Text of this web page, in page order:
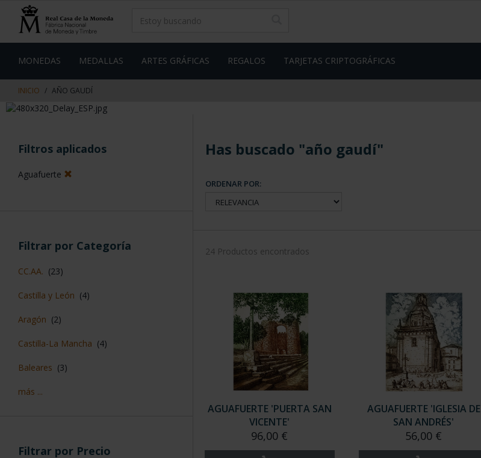
contenido
de
MONEDAS MEDALLAS ARTES GRÁFICAS REGALOS TARJETAS CRIPTOGRÁFICAS
INICIO AÑO GAUDÍ
Filtros aplicados
Aguafuerte
Filtrar por Categoría
CC.AA. (23)
Castilla y León (4)
Aragón (2)
Castilla-La Mancha (4)
Baleares (3)
más ...
Filtrar por Precio
Has buscado "año gaudí"
ORDENAR POR:
24 Productos encontrados
AGUAFUERTE 'PUERTA SAN
VICENTE'
96,00 €
AGUAFUERTE 'IGLESIA DE
SAN ANDRÉS'
56,00 €